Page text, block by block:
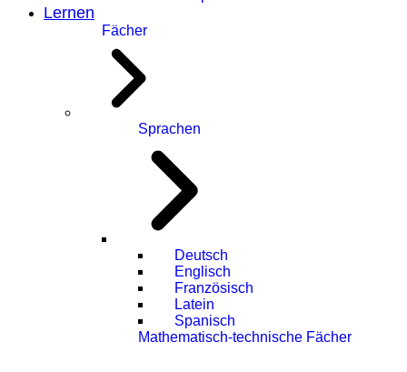
Lernen
Fächer
Sprachen
Deutsch
Englisch
Französisch
Latein
Spanisch
Mathematisch-technische Fächer